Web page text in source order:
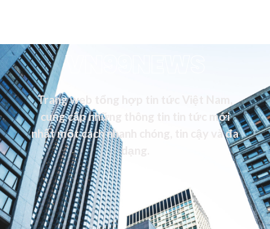
VN99NEWS
Trang web tổng hợp tin tức Việt Nam,
cung cấp những thông tin tin tức mới
nhất một cách nhanh chóng, tin cậy và đa
dạng.